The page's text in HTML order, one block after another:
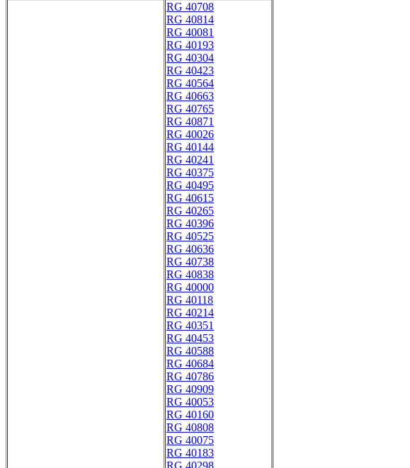
RG 40708
RG 40814
RG 40081
RG 40193
RG 40304
RG 40423
RG 40564
RG 40663
RG 40765
RG 40871
RG 40026
RG 40144
RG 40241
RG 40375
RG 40495
RG 40615
RG 40265
RG 40396
RG 40525
RG 40636
RG 40738
RG 40838
RG 40000
RG 40118
RG 40214
RG 40351
RG 40453
RG 40588
RG 40684
RG 40786
RG 40909
RG 40053
RG 40160
RG 40808
RG 40075
RG 40183
RG 40298